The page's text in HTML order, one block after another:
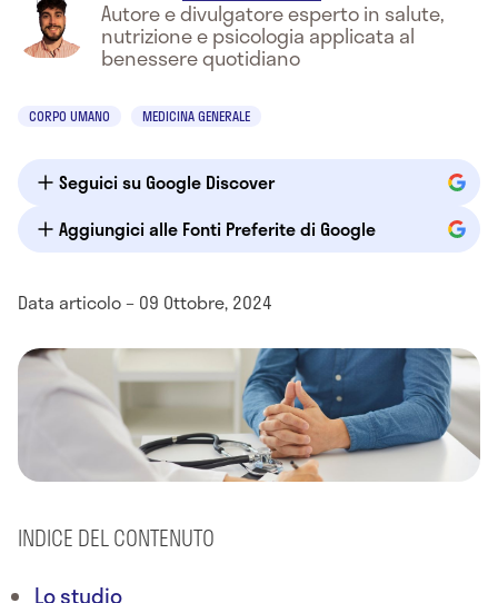
Autore e divulgatore esperto in salute,
nutrizione e psicologia applicata al
benessere quotidiano
CORPO UMANO MEDICINA GENERALE
Seguici su Google Discover
Aggiungici alle Fonti Preferite di Google
Data articolo – 09 Ottobre, 2024
INDICE DEL CONTENUTO
Lo studio